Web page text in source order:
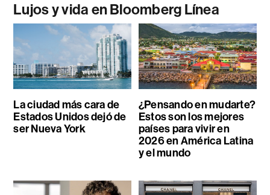
Lujos y vida en Bloomberg Línea
La ciudad más cara de
Estados Unidos dejó de
ser Nueva York
¿Pensando en mudarte?
Estos son los mejores
países para vivir en
2026 en América Latina
y el mundo